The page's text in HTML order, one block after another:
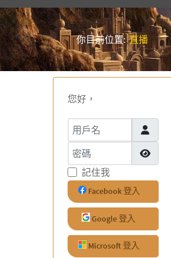
你目前位置:直播
您好，
用戶名
密碼
顯示密碼
記住我
Facebook 登入
Google 登入
Microsoft 登入